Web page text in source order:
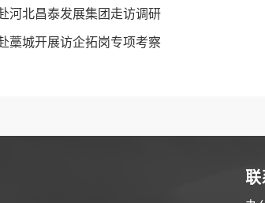
河北昌泰发展集团走访调研
藁城开展访企拓岗专项考察
联